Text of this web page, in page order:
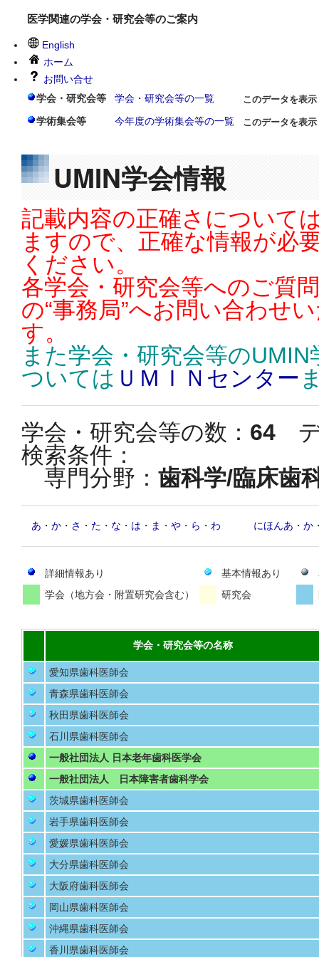
医学関連の学会・研究会等のご案内
English
ホーム
お問い合せ
学会・研究会等
学会・研究会等の一覧 このデータを表示
学術集会等 今年度の学術集会等の一覧 このデータを表示
UMIN学会情報
記載内容の正確さについて
ますので、正確な情報が必
ください。
各学会・研究会等へのご質
の“事務局”へお問い合わせ
す。
また学会・研究会等の
ついては ＵＭＩＮセンター
学会・研究会等の数： 64
検索条件：
専門分野： 歯科学/臨床歯
あ ・ か ・ さ ・ た ・ な ・ は ・ ま ・ や ・ ら ・ わ にほんあ ・ か
詳細情報あり 基本情報あり
学会（地方会・附置研究会含む）
研究会
学会・研究会等の名称
愛知県歯科医師会
青森県歯科医師会
秋田県歯科医師会
石川県歯科医師会
一般社団法人 日本老年歯科医学会
一般社団法人 日本障害者歯科学会
茨城県歯科医師会
岩手県歯科医師会
愛媛県歯科医師会
大分県歯科医師会
大阪府歯科医師会
岡山県歯科医師会
沖縄県歯科医師会
香川県歯科医師会